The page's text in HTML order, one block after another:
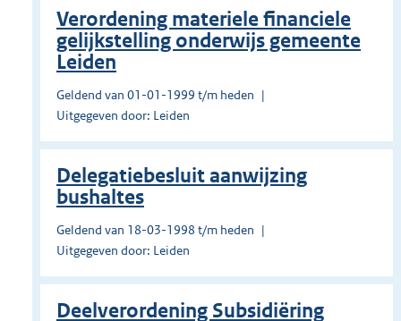
Verordening materiele financiele
gelijkstelling onderwijs gemeente
Leiden
Geldend van 01-01-1999 t/m heden
Uitgegeven door: Leiden
Delegatiebesluit aanwijzing
bushaltes
Geldend van 18-03-1998 t/m heden
Uitgegeven door: Leiden
Deelverordening Subsidiëring